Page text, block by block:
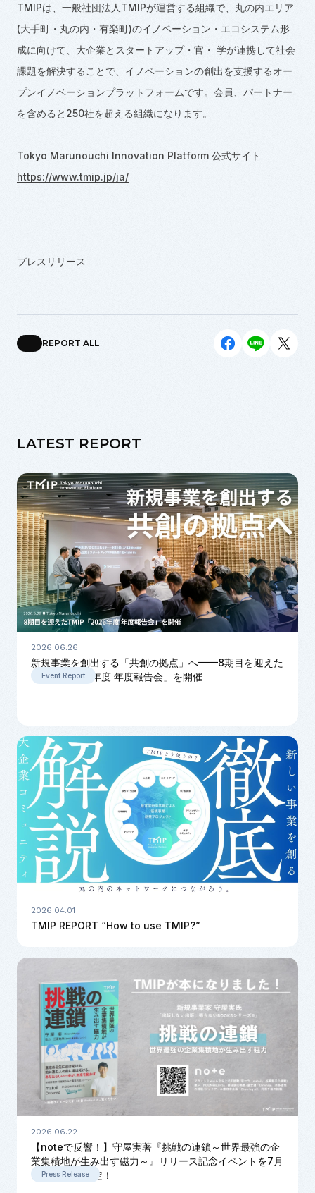
TMIPは、一般社団法人TMIPが運営する組織で、丸の内エリア
(大手町・丸の内・有楽町)のイノベーション・エコシステム形
成に向けて、大企業とスタートアップ・官・ 学が連携して社会
課題を解決することで、イノベーションの創出を支援するオー
プンイノベーションプラットフォームです。会員、パートナー
を含めると250社を超える組織になります。
Tokyo Marunouchi Innovation Platform 公式サイト
https://www.tmip.jp/ja/
プレスリリース
REPORT ALL
LATEST REPORT
2026.06.26
新規事業を創出する「共創の拠点」へ——8期目を迎えた
TMIP「2026年度 年度報告会」を開催
Event Report
2026.04.01
TMIP REPORT “How to use TMIP?”
2026.06.22
【noteで反響！】守屋実著『挑戦の連鎖～世界最強の企
業集積地が生み出す磁力～』リリース記念イベントを7月
22日に開催決定！
Press Release